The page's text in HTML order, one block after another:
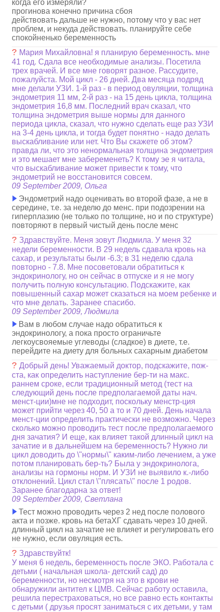
когда его измеряли?
прогинова конечно причина сбоя
действовать дальше не нужно, потому что у вас нет
проблем, и некуда действовать. планируйте себе
спокойненько беременность
? Мария Михайловна! я планирую беременность. мне
41 год. Сдала все необходимые анализы. Посетила
трех врачей. И все мне говорят разное. Рассудите,
пожалуйста. Мой цикл - 26 дней. Два месяца подряд
мне делали УЗИ. 1-й раз - в период овуляции, толщина
эндометрия 11 мм, 2-й раз - на 15 день цикла, толщина
эндометрия 16,8 мм. Последний врач сказал, что
толщина эндометрия выше нормы для данного
периода цикла, сказал, что нужно сделать еще раз УЗИ
на 3-4 день цикла, и тогда будет понятно - надо делать
выскабливание или нет. Что Вы скажете об этом?
правда ли, что это ненормальная толщина эндометрия
и это мешает мне забеременеть? К тому эе я читала,
что выскабливание может привести к тому, что
эндометрий не восстановится совсем.
09 September 2009, Ольга
Эндометрий надо оценивать во второй фазе, а не в
середине, т.е. за неделю до менс. при подозрении на
гиперплазию (не только по толщине, но и по структуре)
повторяют в первый чистый день после менс
? Здравствуйте. Меня зовут Людмила. У меня 32
недели беременности. В 29 недель сдавала кровь на
сахар, и результаты были -6.3; в 31 неделю сдала
повторно - 7.8. Мне посоветовали обратиться к
эндокринологу, но он сейчас в отпуске и я не могу
получить полную консультацию. Подскажите, как
повышенный сахар может сказаться на моем ребенке и
что мне делать. Заранее спасибо.
09 September 2009, Людмила
Вам в любом случае надо обратиться к
эндокринологу, а пока просто ограничьте
легкоусвояемые углеводы (сладкое) в диете, т.е.
перейдите на диету для больных сахарным диабетом
?Добрый день! Уважаемый доктор, подскажите, пож-
ста, как определить наступление бер-ти на макс.
раннем сроке, если традиционный метод (тест на
следующий день после предполагаемой даты нач.
менст-ции)мне не подходит, поскольку менстр-ция
может прийти через 40, 50 а то и 70 дней. День начала
менст-ции определить практически не возможно. Через
сколько можно проводить тест после предполагаемого
дня зачатия? И еще, как влияет такой длинный цикл на
зачатие и в дальнейшем на беременность? Нужно ли
цикл доводить до \"нормы\" каким-либо лечением, а уже
потом планировать бер-ть? Была у эндокринолога,
анализы на гормоны норм. И УЗИ не выявило к.-либо
отклонений. Цикл стал \"плясать\" после 1 родов.
Заранее благодарна за ответ!
09 September 2009, Светлана
Тест можно проводить через 2 нед после полового
акта и позже. кровь на бетаХГ сдавать через 10 дней.
длинный цикл на зачатие не влияет и регулировать его
не нужно, если овуляция есть.
? Здравствуйтк!
У меня 6 недель, беременность после ЭКО. Работала с
детьми ( начальная школа- детский сад) до
беременности, но несмотря на это в крови не
обнаружили антител к ЦМВ. Сейчас работу оставила,
решила перестраховаться, но все равно есть контакты
с детьми ( друзья просят заниматься с их детьми, у там